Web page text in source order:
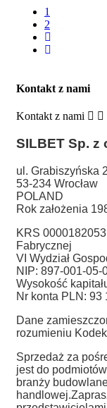
1
2
Kontakt z nami
Kontakt z nami
SILBET Sp. z
ul. Grabiszyńska
53-234 Wrocław
POLAND
Rok założenia
KRS
Fabrycznej
VI Wydział
NIP: 897-001-05-
Wysokość
Nr konta PLN: 93
Dane
rozumieniu
Sprzedaż za
jest do
branży
handlowej.